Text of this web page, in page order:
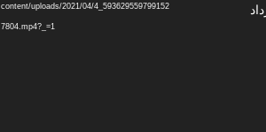
content/uploads/2021/04/4_593629559799152
7804.mp4?_=1